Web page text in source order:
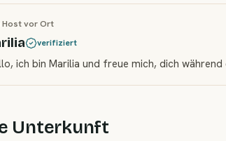
Host vor Ort
verifiziert
ich bin Marilia und freue mich, dich
Unterkunft